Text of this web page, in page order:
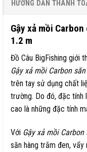
HƯỚNG DẪN THANH
Gậy xả mồi
1.2 m
Đồ Câu BigFishing giới
Gậy xả mồi Carbon
trên tay sử dụng chất
trường. Do đó, đặc tính
cao là những đặc tính
Với Gậy xả mồi
săn hàng trắm đen,